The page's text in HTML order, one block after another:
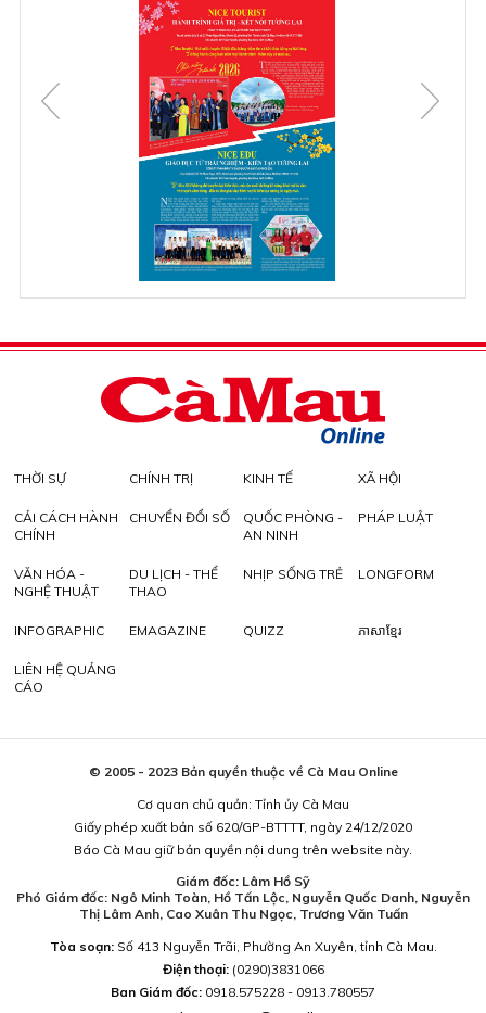
THỜI SỰ CHÍNH TRỊ KINH TẾ XÃ HỘI
CẢI CÁCH HÀNH
CHÍNH
CHUYỂN ĐỔI SỐ
QUỐC PHÒNG -
AN NINH
PHÁP LUẬT
VĂN HÓA -
NGHỆ THUẬT
DU LỊCH - THỂ
THAO
NHỊP SỐNG TRẺ LONGFORM
INFOGRAPHIC EMAGAZINE QUIZZ ភាសាខ្មែរ
LIÊN HỆ QUẢNG
CÁO
© 2005 - 2023 Bản quyền thuộc về Cà Mau Online
Cơ quan chủ quản: Tỉnh ủy Cà Mau
Giấy phép xuất bản số 620/GP-BTTTT, ngày 24/12/2020
Báo Cà Mau giữ bản quyền nội dung trên website này.
Giám đốc: Lâm Hồ Sỹ
Phó Giám đốc: Ngô Minh Toàn, Hồ Tấn Lộc, Nguyễn Quốc Danh, Nguyễn
Thị Lâm Anh, Cao Xuân Thu Ngọc, Trương Văn Tuấn
Tòa soạn:Số 413 Nguyễn Trãi, Phường An Xuyên, tỉnh Cà Mau.
Điện thoại: (0290)3831066
Ban Giám đốc: 0918.575228 - 0913.780557